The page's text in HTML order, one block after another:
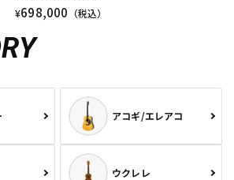
¥698,000 （税込）
アコギ/エレアコ
ウクレレ